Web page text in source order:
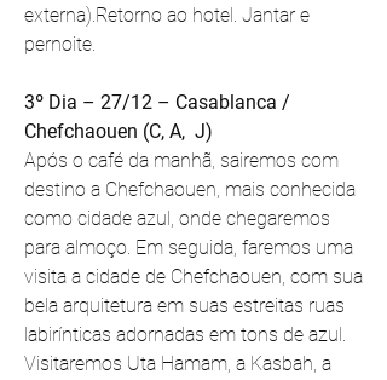
externa).Retorno ao hotel. Jantar e
pernoite.
3º Dia – 27/12 – Casablanca /
Chefchaouen (C, A,  J)
Após o café da manhã, sairemos com
destino a Chefchaouen, mais conhecida
como cidade azul, onde chegaremos
para almoço. Em seguida, faremos uma
visita a cidade de Chefchaouen, com sua
bela arquitetura em suas estreitas ruas
labirínticas adornadas em tons de azul.
Visitaremos Uta Hamam, a Kasbah, a